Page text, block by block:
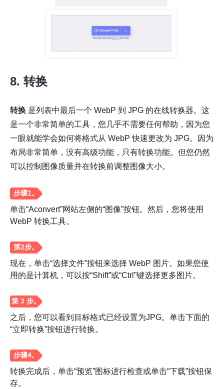
第2步。
第 3 步。
8. 转换
转换 是列表中最后一个 WebP 到 JPG 的在线转换器。这
是一个非常简单的工具，您几乎不需要任何帮助，因为您
一眼就能学会如何将格式从 WebP 快速更改为 JPG。因为
布局非常简单，没有高级功能，只有转换功能。但您仍然
可以控制图像质量并在转换前调整图像大小。
单击“Aconvert”网站左侧的“图像”按钮。然后，您将使用
WebP 转换工具。
现在，单击“选择文件”按钮来选择 WebP 图片。如果您使
用的是计算机，可以按“Shift”或“Ctrl”键选择更多图片。
之后，您可以看到目标格式已经设置为JPG。单击下面的
“立即转换”按钮进行转换。
转换完成后，单击“预览”图标进行检查或单击“下载”按钮保
存。